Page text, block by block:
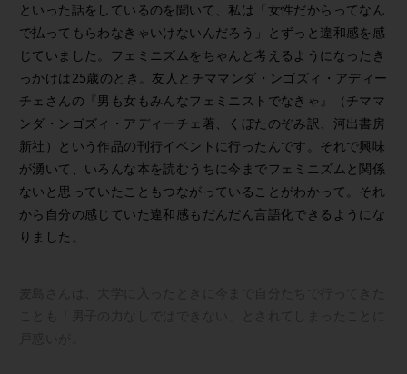
といった話をしているのを聞いて、私は「女性だからってなん
で払ってもらわなきゃいけないんだろう」とずっと違和感を感
じていました。フェミニズムをちゃんと考えるようになったき
っかけは25歳のとき。友人とチママンダ・ンゴズィ・アディー
チェさんの『男も女もみんなフェミニストでなきゃ』（チママ
ンダ・ンゴズィ・アディーチェ著、くぼたのぞみ訳、河出書房
新社）という作品の刊行イベントに行ったんです。それで興味
が湧いて、いろんな本を読むうちに今までフェミニズムと関係
ないと思っていたこともつながっていることがわかって。それ
から自分の感じていた違和感もだんだん言語化できるようにな
りました。